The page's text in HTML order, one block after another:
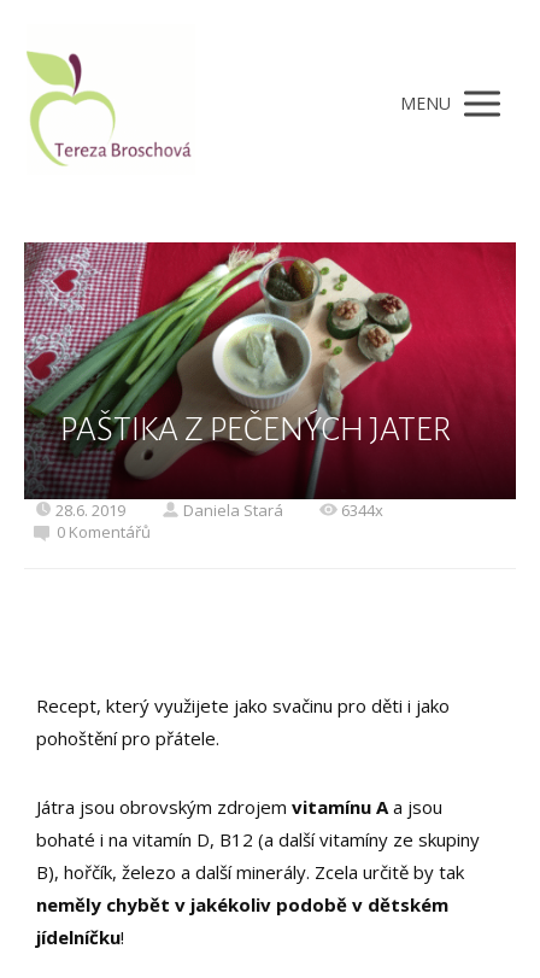
MENU
PAŠTIKA Z PEČENÝCH JATER
28.6. 2019 Daniela Stará
6344x
0 Komentářů
Recept, který využijete jako svačinu pro děti i jako
pohoštění pro přátele.
Játra jsou obrovským zdrojem vitamínu A a jsou
bohaté i na vitamín D, B12 (a další vitamíny ze skupiny
B), hořčík, železo a další minerály. Zcela určitě by tak
neměly chybět v jakékoliv podobě v dětském
jídelníčku!